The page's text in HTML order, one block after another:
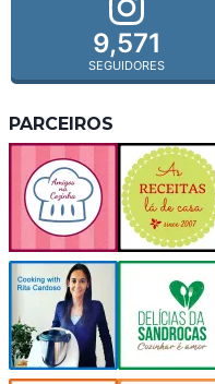
9,571
SEGUIDORES
PARCEIROS